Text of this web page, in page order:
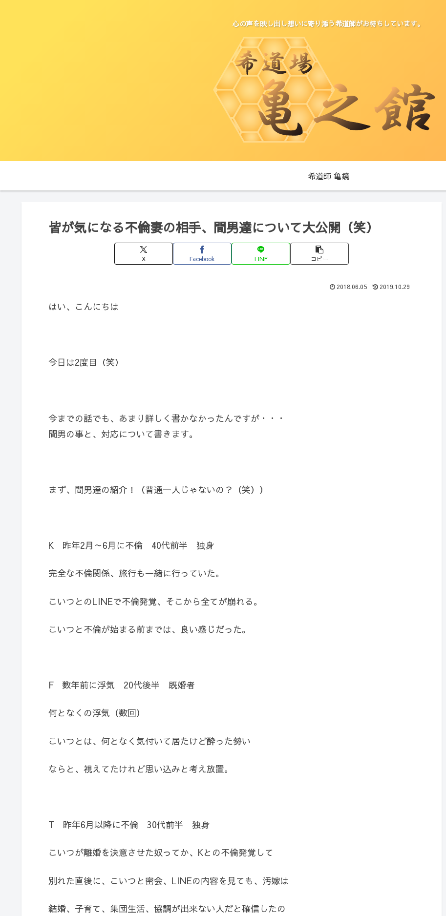
心の声を映し出し想いに寄り添う希道師がお待ちしています。
希道師 亀鏡
皆が気になる不倫妻の相手、間男達について大公開（笑）
X Facebook LINE コピー
2018.06.05 2019.10.29
はい、こんにちは
今日は2度目（笑）
今までの話でも、あまり詳しく書かなかったんですが・・・
間男の事と、対応について書きます。
まず、間男達の紹介！（普通一人じゃないの？（笑））
K 昨年2月～6月に不倫 40代前半 独身
完全な不倫関係、旅行も一緒に行っていた。
こいつとのLINEで不倫発覚、そこから全てが崩れる。
こいつと不倫が始まる前までは、良い感じだった。
F 数年前に浮気 20代後半 既婚者
何となくの浮気（数回）
こいつとは、何となく気付いて居たけど酔った勢い
ならと、視えてたけれど思い込みと考え放置。
T 昨年6月以降に不倫 30代前半 独身
こいつが離婚を決意させた奴ってか、Kとの不倫発覚して
別れた直後に、こいつと密会、LINEの内容を見ても、汚嫁は
結婚、子育て、集団生活、協調が出来ない人だと確信したの